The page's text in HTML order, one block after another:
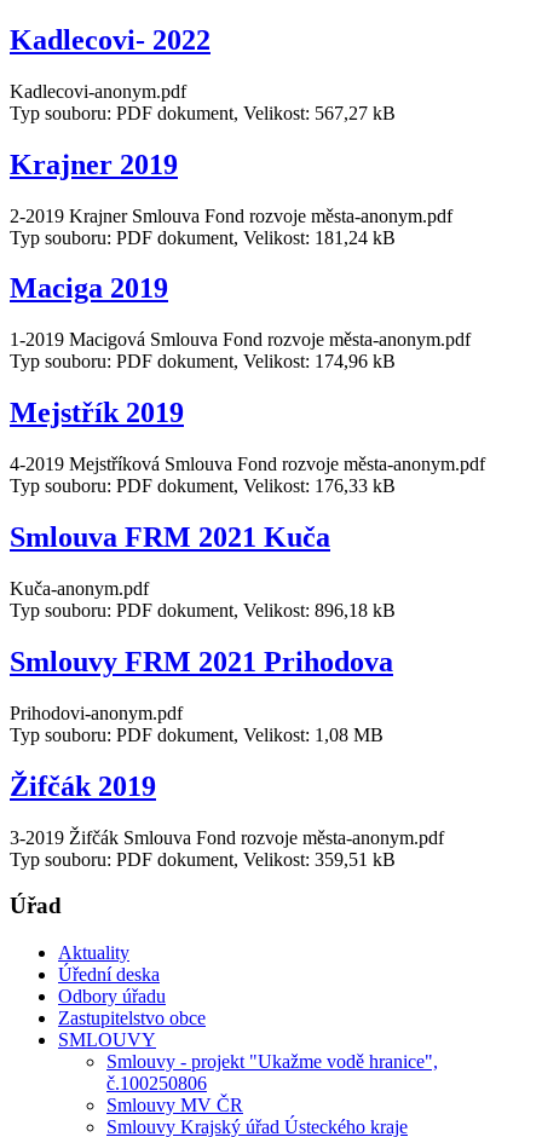
Kadlecovi- 2022
Kadlecovi-anonym.pdf
Typ souboru: PDF dokument, Velikost: 567,27 kB
Krajner 2019
2-2019 Krajner Smlouva Fond rozvoje města-anonym.pdf
Typ souboru: PDF dokument, Velikost: 181,24 kB
Maciga 2019
1-2019 Macigová Smlouva Fond rozvoje města-anonym.pdf
Typ souboru: PDF dokument, Velikost: 174,96 kB
Mejstřík 2019
4-2019 Mejstříková Smlouva Fond rozvoje města-anonym.pdf
Typ souboru: PDF dokument, Velikost: 176,33 kB
Smlouva FRM 2021 Kuča
Kuča-anonym.pdf
Typ souboru: PDF dokument, Velikost: 896,18 kB
Smlouvy FRM 2021 Prihodova
Prihodovi-anonym.pdf
Typ souboru: PDF dokument, Velikost: 1,08 MB
Žifčák 2019
3-2019 Žifčák Smlouva Fond rozvoje města-anonym.pdf
Typ souboru: PDF dokument, Velikost: 359,51 kB
Úřad
Aktuality
Úřední deska
Odbory úřadu
Zastupitelstvo obce
SMLOUVY
Smlouvy - projekt "Ukažme vodě hranice",
č.100250806
Smlouvy MV ČR
Smlouvy Krajský úřad Ústeckého kraje